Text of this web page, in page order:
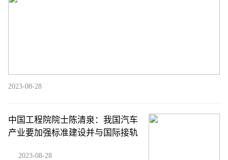
2023-08-28
中国工程院院士陈清泉：我国汽车
产业要加强标准建设并与国际接轨
2023-08-28